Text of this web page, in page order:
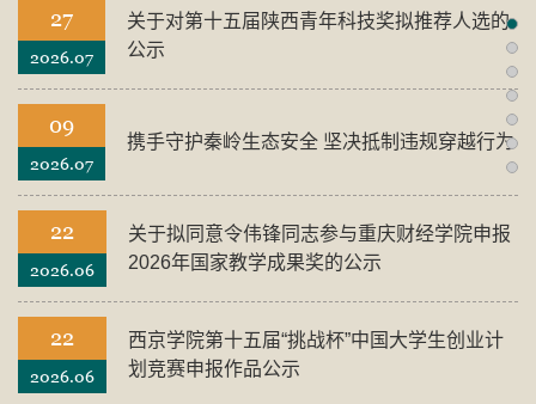
27
2026.07
关于对第十五届陕西青年科技奖拟推荐人选的
公示
09
2026.07
携手守护秦岭生态安全 坚决抵制违规穿越行为
22
2026.06
关于拟同意令伟锋同志参与重庆财经学院申报
2026年国家教学成果奖的公示
22
2026.06
西京学院第十五届“挑战杯”中国大学生创业计
划竞赛申报作品公示